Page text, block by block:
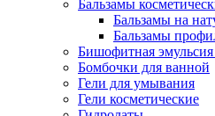
Бальзамы
Бальзамы на
Бальзамы
Бишофитная
Бомбочки для ванной
Гели для умывания
Гели косметические